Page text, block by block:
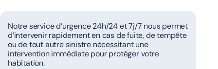
Notre service d’urgence 24h/24 et 7j/7 nous permet
d’intervenir rapidement en cas de fuite, de tempête
ou de tout autre sinistre nécessitant une
intervention immédiate pour protéger votre
habitation.